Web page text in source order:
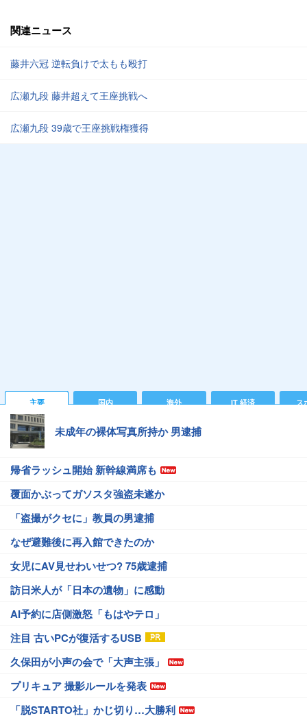
関連ニュース
藤井六冠 逆転負けで太もも殴打
広瀬九段 藤井超えて王座挑戦へ
広瀬九段 39歳で王座挑戦権獲得
主要 国内 海外 IT 経済 ス
未成年の裸体写真所持か 男逮捕
帰省ラッシュ開始 新幹線満席も
覆面かぶってガソスタ強盗未遂か
「盗撮がクセに」教員の男逮捕
なぜ避難後に再入館できたのか
女児にAV見せわいせつ? 75歳逮捕
訪日米人が「日本の遺物」に感動
AI予約に店側激怒「もはやテロ」
注目 古いPCが復活するUSB
久保田が小声の会で「大声主張」
プリキュア 撮影ルールを発表
「脱STARTO社」かじ切り…大勝利